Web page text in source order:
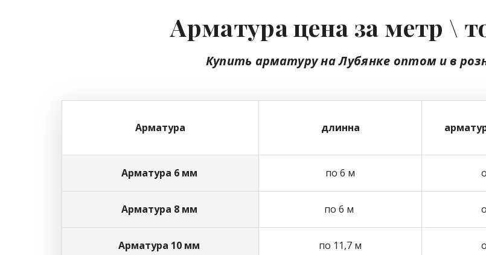
Арматура цена за метр \
Купить арматуру на Лубянке оптоми в
Арматура длинна
Арматура 6 мм по 6 м
Арматура 8 мм по 6 м
Арматура 10 мм по 11,7 м